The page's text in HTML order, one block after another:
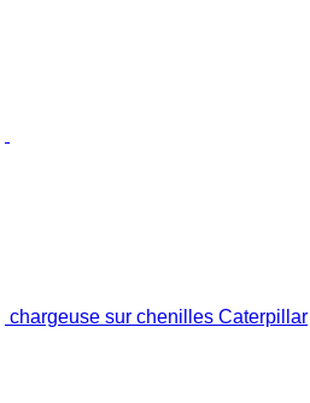
chargeuse sur chenilles Caterpillar